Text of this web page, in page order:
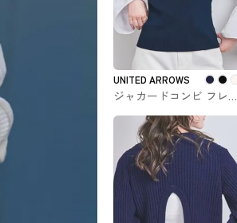
UNITED ARROWS
ジャカードコンビ フレア
スリーブ ニット UNITED
ARROWS #トップス